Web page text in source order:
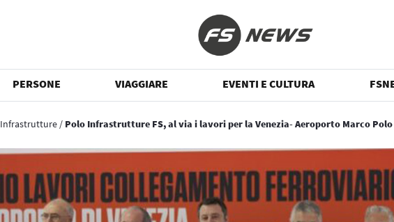
PERSONE VIAGGIARE EVENTI E CULTURA
Infrastrutture / Polo Infrastrutture FS, al via i lavori per la Venezia- Aeroporto Marco Polo